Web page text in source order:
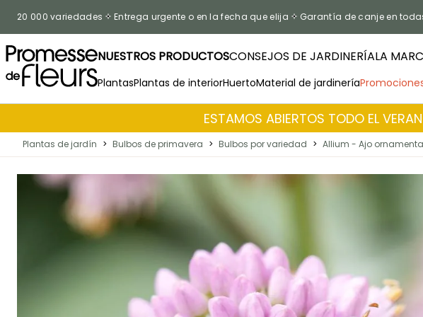
20 000 variedades Entrega urgente o en la fecha que elija Garantía de canje en
NUESTROS PRODUCTOSCONSEJOS DE JARDINERÍALA
PlantasPlantas de interiorHuertoMaterial de jardinería
ESTAMOS ABIERTOS TODO EL
Plantas de jardín > Bulbos de primavera > Bulbos por variedad > Allium - Ajo